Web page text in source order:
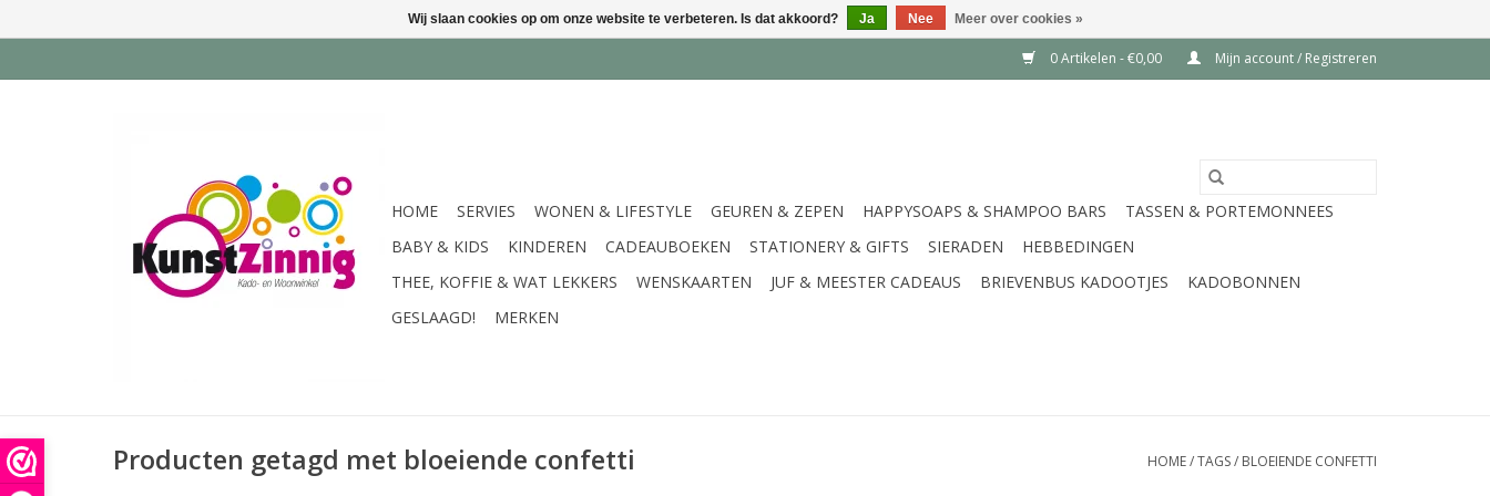
0 Artikelen - €0,00 Mijn account / Registreren
HOME SERVIES WONEN & LIFESTYLE GEUREN & ZEPEN HAPPYSOAPS & SHAMPOO BARS
TASSEN & PORTEMONNEES
BABY & KIDS
KINDEREN CADEAUBOEKEN STATIONERY & GIFTS SIERADEN
HEBBEDINGEN
THEE, KOFFIE & WAT LEKKERS
WENSKAARTEN JUF & MEESTER CADEAUS BRIEVENBUS KADOOTJES
KADOBONNEN
GESLAAGD!
MERKEN
Producten getagd met bloeiende confetti HOME/TAGS/ BLOEIENDE CONFETTI
Wij slaan cookies op om onze website te verbeteren. Is dat akkoord? Ja Nee Meer over cookies »